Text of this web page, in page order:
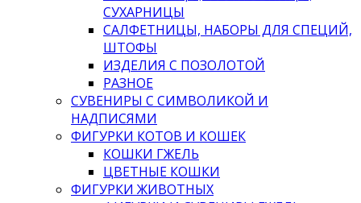
СУХАРНИЦЫ
САЛФЕТНИЦЫ, НАБОРЫ ДЛЯ СПЕЦИЙ,
ШТОФЫ
ИЗДЕЛИЯ С ПОЗОЛОТОЙ
РАЗНОЕ
СУВЕНИРЫ С СИМВОЛИКОЙ И
НАДПИСЯМИ
ФИГУРКИ КОТОВ И КОШЕК
КОШКИ ГЖЕЛЬ
ЦВЕТНЫЕ КОШКИ
ФИГУРКИ ЖИВОТНЫХ